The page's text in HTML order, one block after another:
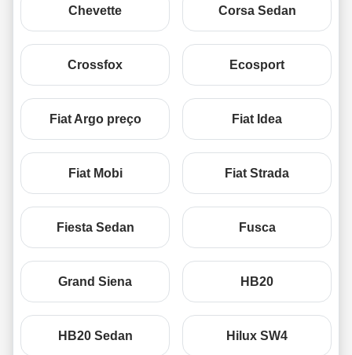
Chevette Corsa Sedan
Crossfox Ecosport
Fiat Argo preço Fiat Idea
Fiat Mobi Fiat Strada
Fiesta Sedan Fusca
Grand Siena HB20
HB20 Sedan Hilux SW4